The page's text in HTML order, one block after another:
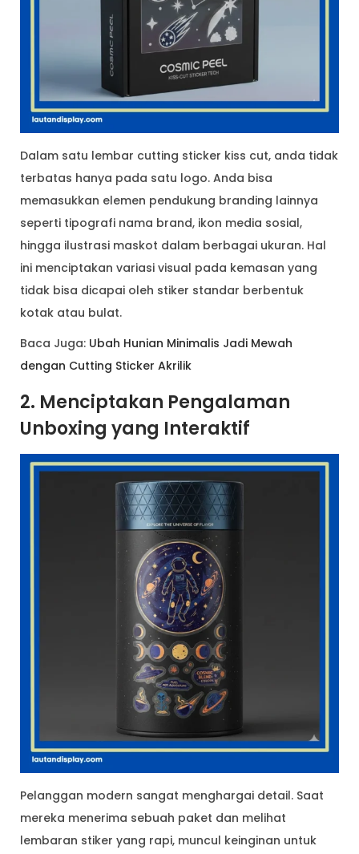
Dalam satu lembar cutting sticker kiss cut, anda tidak
terbatas hanya pada satu logo. Anda bisa
memasukkan elemen pendukung branding lainnya
seperti tipografi nama brand, ikon media sosial,
hingga ilustrasi maskot dalam berbagai ukuran. Hal
ini menciptakan variasi visual pada kemasan yang
tidak bisa dicapai oleh stiker standar berbentuk
kotak atau bulat.
Baca Juga: Ubah Hunian Minimalis Jadi Mewah
dengan Cutting Sticker Akrilik
2. Menciptakan Pengalaman
Unboxing yang Interaktif
Pelanggan modern sangat menghargai detail. Saat
mereka menerima sebuah paket dan melihat
lembaran stiker yang rapi, muncul keinginan untuk